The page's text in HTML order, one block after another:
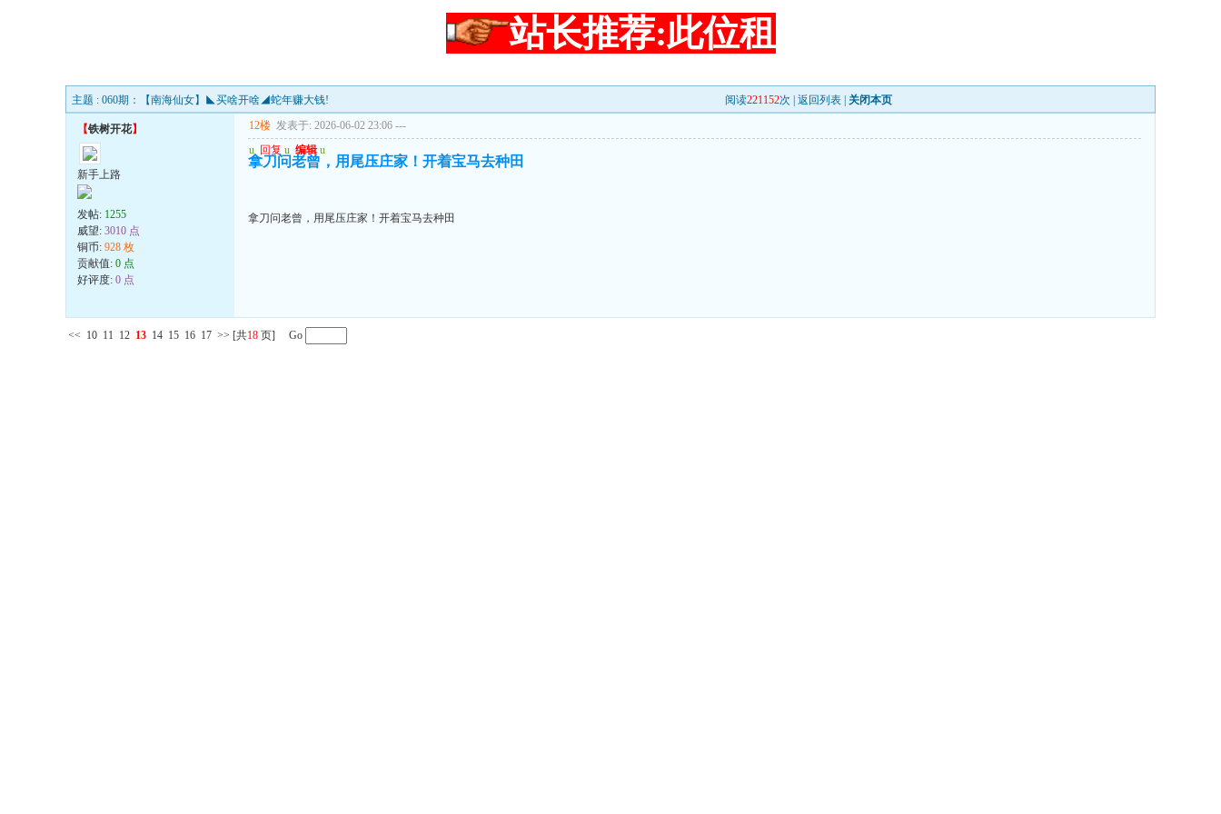
站长推荐:此位租
主题 : 060期：【南海仙女】◣买啥开啥◢蛇年赚大钱! 阅读221152次 | 返回列表 关闭本页
【铁树开花】
新手上路
发帖: 1255
威望: 3010 点
铜币: 928 枚
贡献值: 0 点
好评度: 0 点
12楼 发表于: 2026-06-02 23:06 ---
u 回复 u 编辑 u
拿刀问老曾，用尾压庄家！开着宝马去种田
拿刀问老曾，用尾压庄家！开着宝马去种田
<< 10 11 12 13 14 15 16 17 >> [共18 页] Go